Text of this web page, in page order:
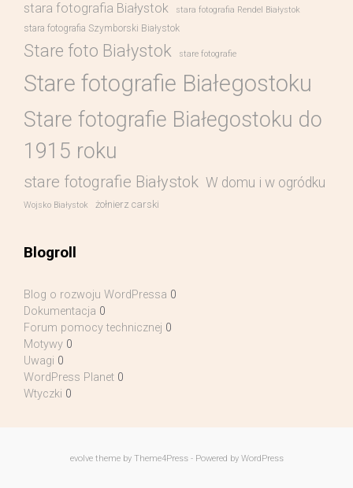
stara fotografia Białystok stara fotografia Rendel Białystok
stara fotografia Szymborski Białystok
Stare foto Białystok stare fotografie
Stare fotografie Białegostoku
Stare fotografie Białegostoku do
1915 roku
stare fotografie Białystok W domu i w ogródku
Wojsko Białystok żołnierz carski
Blogroll
Blog o rozwoju WordPressa 0
Dokumentacja 0
Forum pomocy technicznej 0
Motywy 0
Uwagi 0
WordPress Planet 0
Wtyczki 0
evolvetheme by Theme4Press - Powered by WordPress